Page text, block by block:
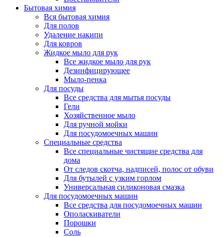
Бытовая химия
Вся бытовая химия
Для полов
Удаление накипи
Для ковров
Жидкое мыло для рук
Все жидкое мыло для рук
Дезинфицирующее
Мыло-пенка
Для посуды
Все средства для мытья посуды
Гели
Хозяйственное мыло
Для ручной мойки
Для посудомоечных машин
Специальные средства
Все специальные чистящие средства для
дома
От следов скотча, надписей, полос от обуви
Для бутылей с узким горлом
Универсальная силиконовая смазка
Для посудомоечных машин
Все средства для посудомоечных машин
Ополаскиватели
Порошки
Соль